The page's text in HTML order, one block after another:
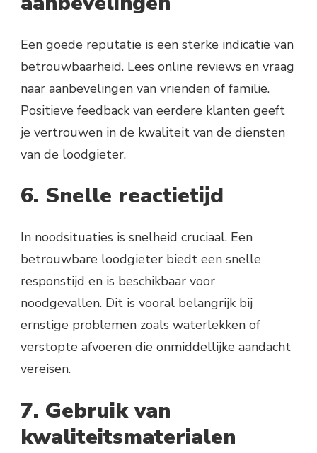
Een goede reputatie is een sterke indicatie van
betrouwbaarheid. Lees online reviews en vraag
naar aanbevelingen van vrienden of familie.
Positieve feedback van eerdere klanten geeft
je vertrouwen in de kwaliteit van de diensten
van de loodgieter.
6. Snelle reactietijd
In noodsituaties is snelheid cruciaal. Een
betrouwbare loodgieter biedt een snelle
responstijd en is beschikbaar voor
noodgevallen. Dit is vooral belangrijk bij
ernstige problemen zoals waterlekken of
verstopte afvoeren die onmiddellijke aandacht
vereisen.
7. Gebruik van
kwaliteitsmaterialen